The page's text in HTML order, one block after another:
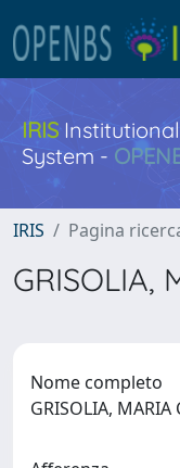
IRIS
System -
IRIS Pagina
GRISOLIA,
Nome completo
GRISOLIA, MARIA